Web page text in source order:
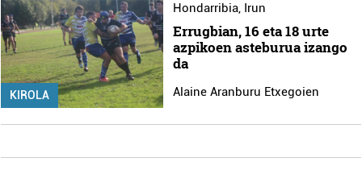
KIROLA
Hondarribia, Irun
Errugbian, 16 eta 18 urte
azpikoen asteburua izango
da
Alaine Aranburu Etxegoien